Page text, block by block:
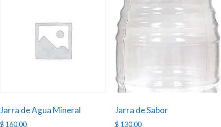
Jarra de Agua Mineral
$ 160.00
Jarra de Sabor
$ 130.00